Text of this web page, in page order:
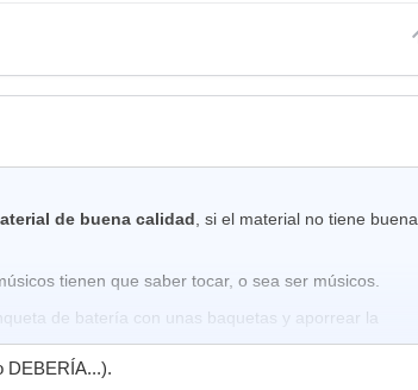
de buena calidad , si el material no tiene buena
tienen que saber tocar, o sea ser músicos.
de batería con unas baquetas y aporrear la
calidad, que el batería sepa ejecutar correctamente
DEBERÍA...).